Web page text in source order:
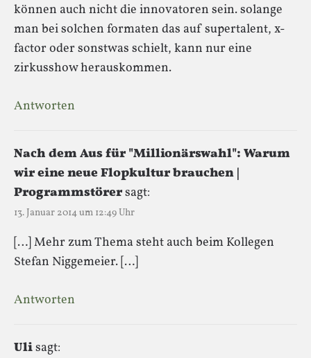
können auch nicht die innovatoren sein. solange
man bei solchen formaten das auf supertalent, x-
factor oder sonstwas schielt, kann nur eine
zirkusshow herauskommen.
Antworten
Nach dem Aus für "Millionärswahl": Warum
wir eine neue Flopkultur brauchen |
Programmstörersagt:
13. Januar 2014 um 12:49 Uhr
[…] Mehr zum Thema steht auch beim Kollegen
Stefan Niggemeier. […]
Antworten
Ulisagt: